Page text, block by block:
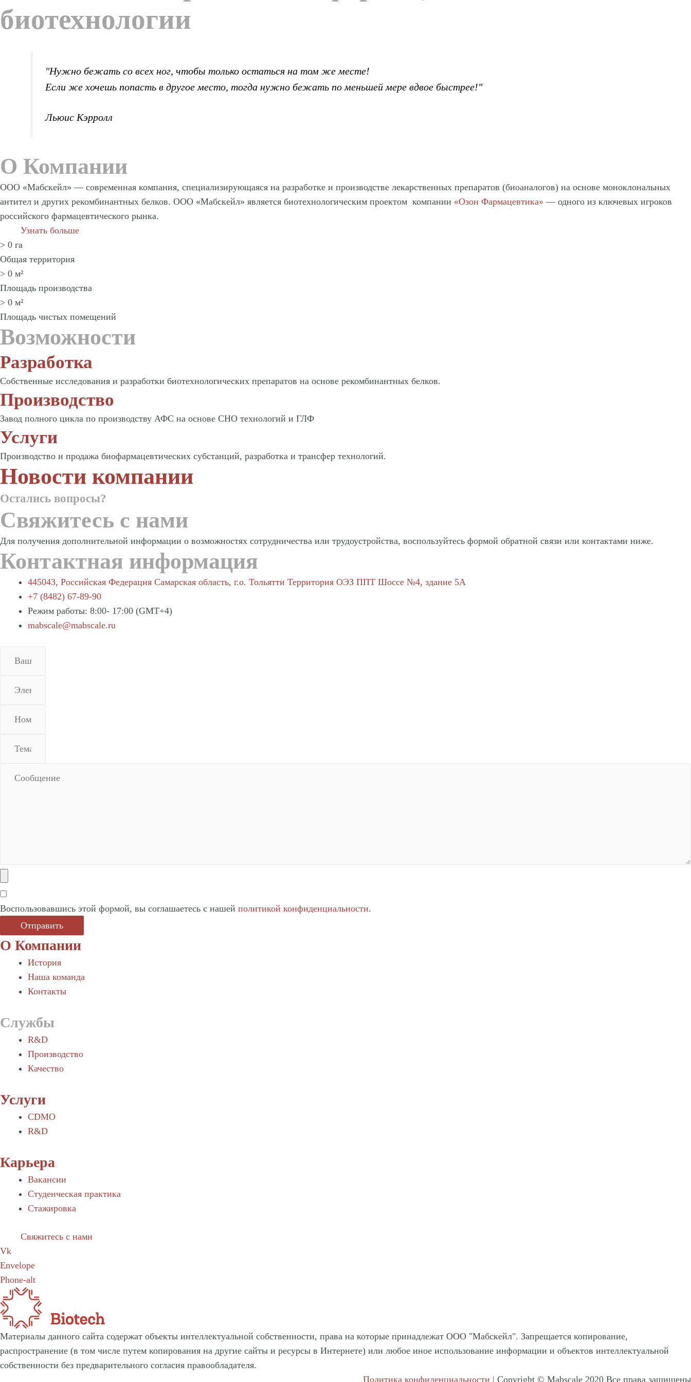
биотехнологии
"Нужно бежать со всех ног, чтобы только остаться на том же месте!
Если же хочешь попасть в другое место, тогда нужно бежать по меньшей мере вдвое быстрее!"
Льюис Кэрролл
О Компании
ООО «Мабскейл» — современная компания, специализирующаяся на разработке и производстве лекарственных препаратов (биоаналогов) на основе моноклональных
антител и других рекомбинантных белков. ООО «Мабскейл» является биотехнологическим проектом компании «Озон Фармацевтика» — одного из ключевых игроков
российского фармацевтического рынка.
Узнать больше
> 0 га
Общая территория
> 0 м²
Площадь производства
> 0 м²
Площадь чистых помещений
Возможности
Разработка
Собственные исследования и разработки биотехнологических препаратов на основе рекомбинантных белков.
Производство
Завод полного цикла по производству АФС на основе CHO технологий и ГЛФ
Услуги
Производство и продажа биофармацевтических субстанций, разработка и трансфер технологий.
Новости компании
Остались вопросы?
Свяжитесь с нами
Для получения дополнительной информации о возможностях сотрудничества или трудоустройства, воспользуйтесь формой обратной связи или контактами ниже.
Контактная информация
445043, Российская Федерация Самарская область, г.о. Тольятти Территория ОЭЗ ППТ Шоссе №4, здание 5А
+7 (8482) 67-89-90
Режим работы: 8:00- 17:00 (GMT+4)
mabscale@mabscale.ru
Воспользовавшись этой формой, вы соглашаетесь с нашей политикой конфиденциальности.
Отправить
О Компании
История
Наша команда
Контакты
Службы
R&D
Производство
Качество
Услуги
CDMO
R&D
Карьера
Вакансии
Студенческая практика
Стажировка
Свяжитесь с нами
Vk
Envelope
Phone-alt
Материалы данного сайта содержат объекты интеллектуальной собственности, права на которые принадлежат ООО "Мабскейл". Запрещается копирование,
распространение (в том числе путем копирования на другие сайты и ресурсы в Интернете) или любое иное использование информации и объектов интеллектуальной
собственности без предварительного согласия правообладателя.
Политика конфиденциальности | Copyright © Mabscale 2020 Все права защищены